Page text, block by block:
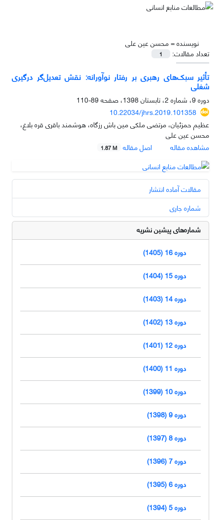
نویسنده =محسن عین علی
تعداد مقالات:
1
تأثیر سبک‌های رهبری بر رفتار نوآورانه: نقش تعدیل‌گر درگیری
شغلی
دوره 9، شماره 2، تابستان 1398، صفحه
89-110
10.22034/jhrs.2019.101358
عظیم حمزئیان، مرتضی ملکی مین باش رزگاه، هوشمند باقری قره بلاغ،
محسن عین علی
مشاهده مقاله
اصل مقاله 1.87 M
مقالات آماده انتشار
شماره جاری
شماره‌های پیشین نشریه
دوره 16 (1405)
دوره 15 (1404)
دوره 14 (1403)
دوره 13 (1402)
دوره 12 (1401)
دوره 11 (1400)
دوره 10 (1399)
دوره 9 (1398)
دوره 8 (1397)
دوره 7 (1396)
دوره 6 (1395)
دوره 5 (1394)